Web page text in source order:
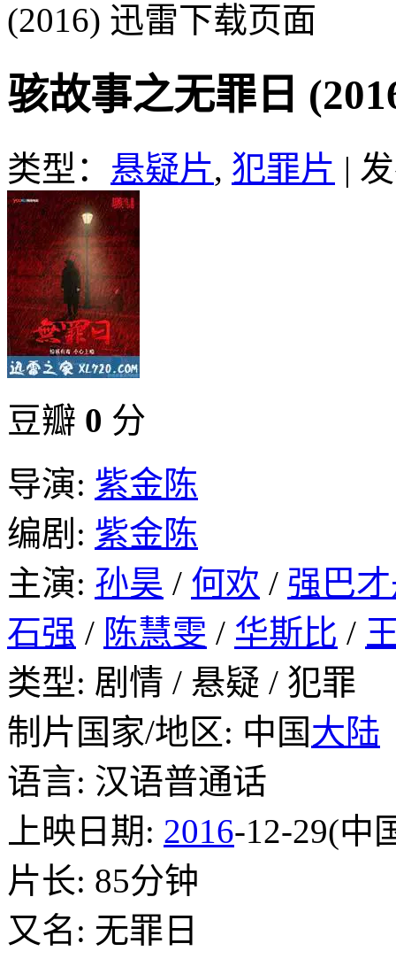
(2016) 迅雷下载页面
骇故事之无罪日
类型： 悬疑片, 犯罪片 |
豆瓣 0 分
导演: 紫金陈
编剧: 紫金陈
主演: 孙昊 / 何欢 / 强巴
石强 / 陈慧雯 / 华斯比 /
类型: 剧情 / 悬疑 / 犯罪
制片国家/地区: 中国大陆
语言: 汉语普通话
上映日期: 2016-12-29(中
片长: 85分钟
又名: 无罪日